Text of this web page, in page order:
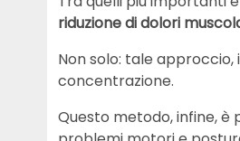
riduzione di dolori
Non solo: tale
concentrazione.
Questo metodo, infine,